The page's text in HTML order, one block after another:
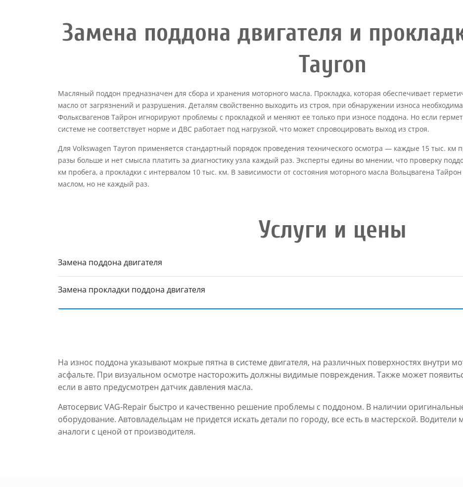
Замена поддона двигателя и
Tayron
Масляный поддон предназначен для сбора и хранения моторного масла. Прокладка, которая обеспечивает
масло от загрязнений и разрушения. Деталям свойственно выходить из строя, при обнаружении износа
Фольксвагенов Тайрон игнорируют проблемы с прокладкой и меняют ее только при износе поддона. Но если
системе не соответствует норме и ДВС работает под нагрузкой, что может спровоцировать выход из строя.
Для Volkswagen Tayron применяется стандартный порядок проведения технического осмотра — каждые 15 тыс. км
разы больше и нет смысла платить за диагностику узла каждый раз. Эксперты едины во мнении, что проверку
км пробега, а прокладки с интервалом 10 тыс. км. В зависимости от состояния моторного масла Вольцвагена
маслом, но не каждый раз.
Услуги и цены
Замена поддона двигателя
Замена прокладки поддона двигателя
На износ поддона указывают мокрые пятна в системе двигателя, на различных поверхностях внутри
асфальте. При визуальном осмотре насторожить должны видимые повреждения. Также может
если в авто предусмотрен датчик давления масла.
Автосервис VAG-Repair быстро и качественно решение проблемы с поддоном. В наличии
оборудование. Автовладельцам не придется искать детали по городу, все есть в мастерской.
аналоги с ценой от производителя.